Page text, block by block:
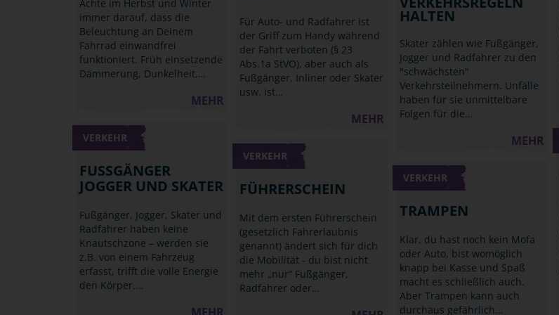
Achte im Herbst und Winter
immer darauf, dass die
Beleuchtung an Deinem
Fahrrad einwandfrei
funktioniert. Früh einsetzende
Dämmerung, Dunkelheit,…
MEHR
HALTEN
Skater zählen wie Fußgänger,
Jogger und Radfahrer zu den
"schwächsten"
Verkehrsteilnehmern. Unfälle
haben für sie unmittelbare
Folgen für die…
MEHR
Für Auto- und Radfahrer ist
der Griff zum Handy während
der Fahrt verboten (§ 23
Abs.1a StVO), aber auch als
Fußgänger, Inliner oder Skater
usw. ist…
MEHR
VERKEHR
FUSSGÄNGER J
OGGER UND SKATER
Fußgänger, Jogger, Skater und
Radfahrer haben keine
Knautschzone – werden sie
z.B. von einem Fahrzeug
erfasst, trifft die volle Energie
den Körper.…
VERKEHR
FÜHRERSCHEIN
Mit dem ersten Führerschein
(gesetzlich Fahrerlaubnis
genannt) ändert sich für dich
die Mobilität - du bist nicht
mehr „nur“ Fußgänger,
Radfahrer oder…
VERKEHR
TRAMPEN
Klar, du hast noch kein Mofa
oder Auto, bist womöglich
knapp bei Kasse und Spaß
macht es schließlich auch.
Aber Trampen kann auch
durchaus gefährlich…